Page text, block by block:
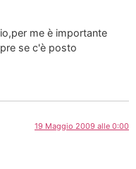
me è importante
se c'è posto
19 Maggio 2009 alle 0:00